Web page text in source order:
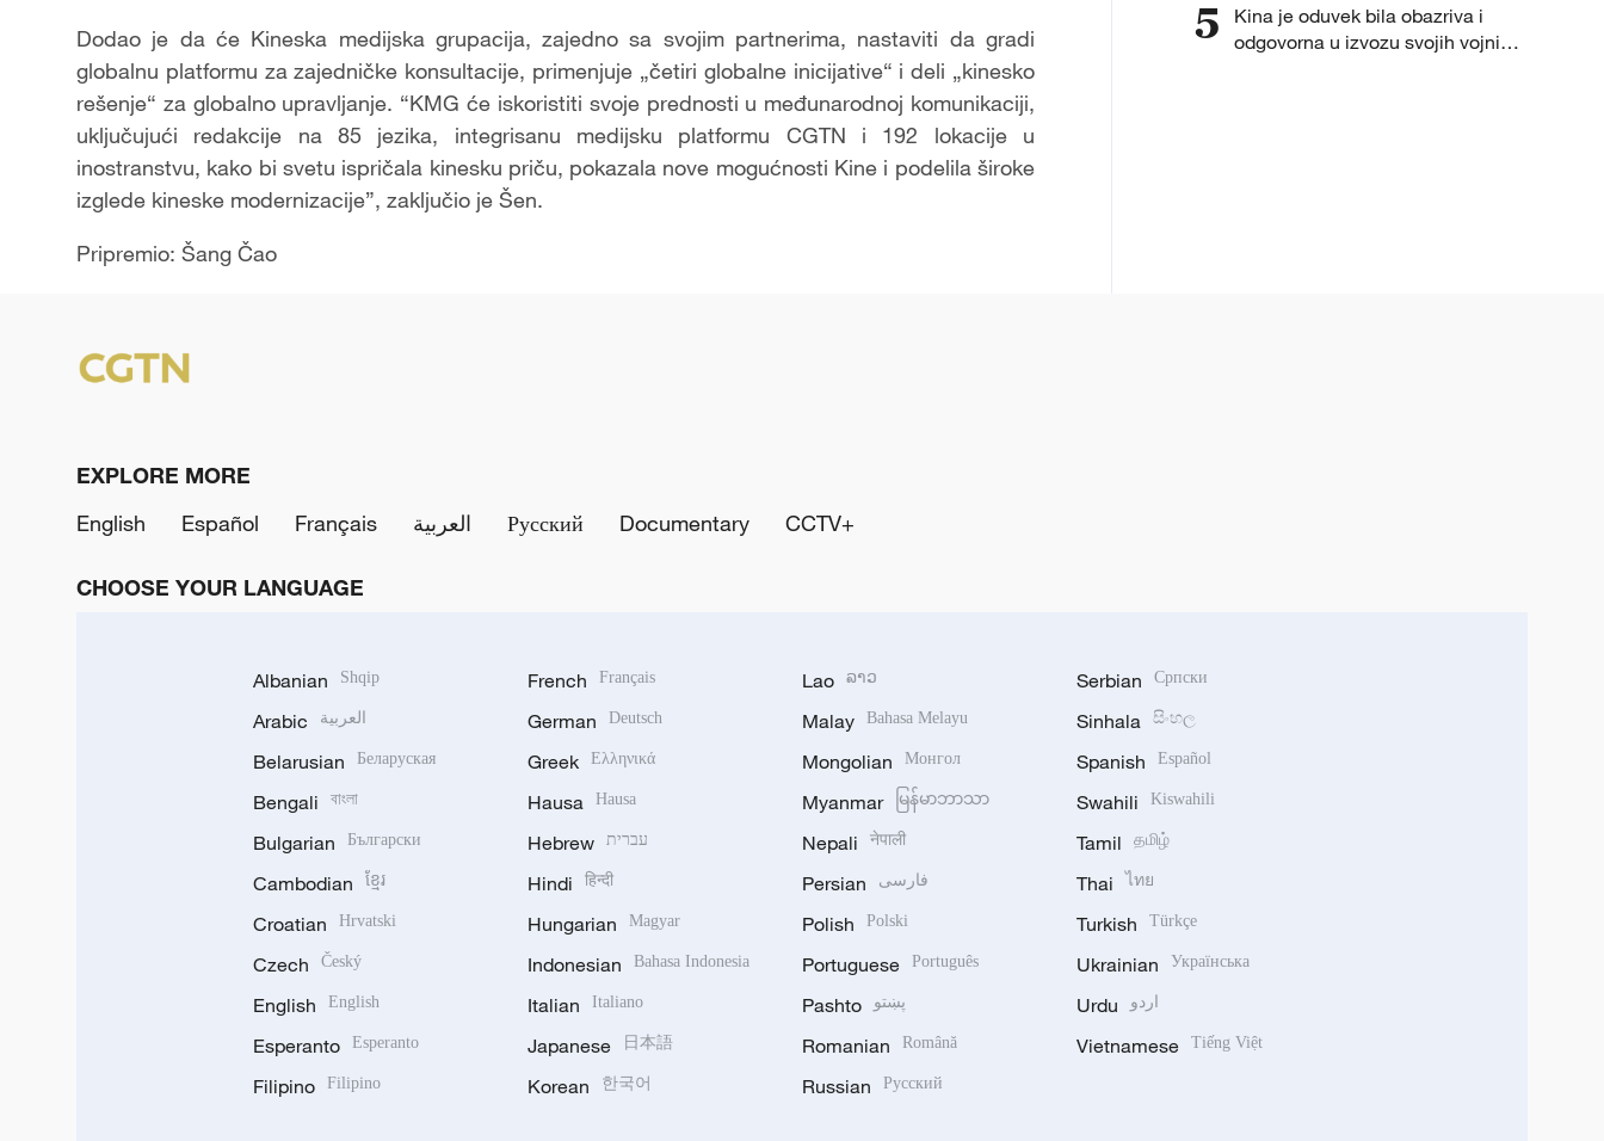
Dodao je da će Kineska medijska grupacija, zajedno sa svojim partnerima, nastaviti da gradi
globalnu platformu za zajedničke konsultacije, primenjuje „četiri globalne inicijative“ i deli „kinesko
rešenje“ za globalno upravljanje. “KMG će iskoristiti svoje prednosti u međunarodnoj komunikaciji,
uključujući redakcije na 85 jezika, integrisanu medijsku platformu CGTN i 192 lokacije u
inostranstvu, kako bi svetu ispričala kinesku priču, pokazala nove mogućnosti Kine i podelila široke
izglede kineske modernizacije”, zaključio je Šen.
Pripremio: Šang Čao
5
Kina je oduvek bila obazriva i
odgovorna u izvozu svojih vojnih
EXPLORE MORE
English
Español Français العربية Русский Documentary CCTV+
CHOOSE YOUR LANGUAGE
Albanian Shqip
Arabic العربية
Belarusian Беларуская
Bengali বাংলা
Bulgarian Български
Cambodian ខ្មែរ
Croatian Hrvatski
Czech Český
English English
Esperanto Esperanto
Filipino Filipino
French Français
German Deutsch
Greek Ελληνικά
Hausa Hausa
Hebrew עברית
Hindi हिन्दी
Hungarian Magyar
Indonesian Bahasa Indonesia
Italian Italiano
Japanese 日本語
Korean 한국어
Lao ລາວ
Malay Bahasa Melayu
Mongolian Монгол
Myanmar မြန်မာဘာသာ
Nepali नेपाली
Persian فارسی
Polish Polski
Portuguese Português
Pashto پښتو
Romanian Română
Russian Русский
Serbian Српски
Sinhala සිංහල
Spanish Español
Swahili Kiswahili
Tamil தமிழ்
Thai ไทย
Turkish Türkçe
Ukrainian Українська
Urdu اردو
Vietnamese Tiếng Việt